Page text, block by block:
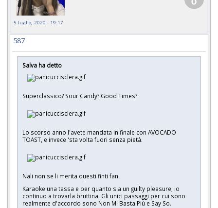
5 luglio, 2020 - 19:17
587
Salva ha detto
Superclassico? Sour Candy? Good Times?
Lo scorso anno l'avete mandata in finale con AVOCADO
TOAST, e invece 'sta volta fuori senza pietà.
Nali non se li merita questi finti fan.
Karaoke una tassa e per quanto sia un guilty pleasure, io
continuo a trovarla bruttina. Gli unici passaggi per cui sono
realmente d'accordo sono Non Mi Basta Più e Say So.